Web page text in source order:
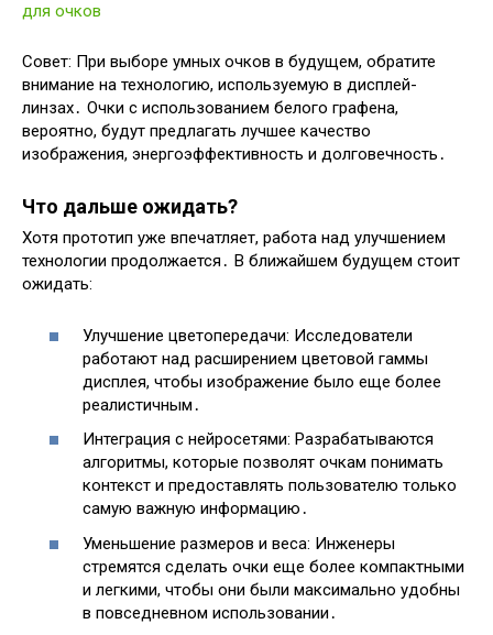
для очков
Совет: При выборе умных очков в будущем, обратите
внимание на технологию, используемую в дисплей-
линзах․ Очки с использованием белого графена,
вероятно, будут предлагать лучшее качество
изображения, энергоэффективность и долговечность․
Что дальше ожидать?
Хотя прототип уже впечатляет, работа над улучшением
технологии продолжается․ В ближайшем будущем стоит
ожидать:
Улучшение цветопередачи: Исследователи
работают над расширением цветовой гаммы
дисплея, чтобы изображение было еще более
реалистичным․
Интеграция с нейросетями: Разрабатываются
алгоритмы, которые позволят очкам понимать
контекст и предоставлять пользователю только
самую важную информацию․
Уменьшение размеров и веса: Инженеры
стремятся сделать очки еще более компактными
и легкими, чтобы они были максимально удобны
в повседневном использовании․